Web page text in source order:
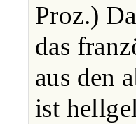
Proz.)
das
aus den
ist